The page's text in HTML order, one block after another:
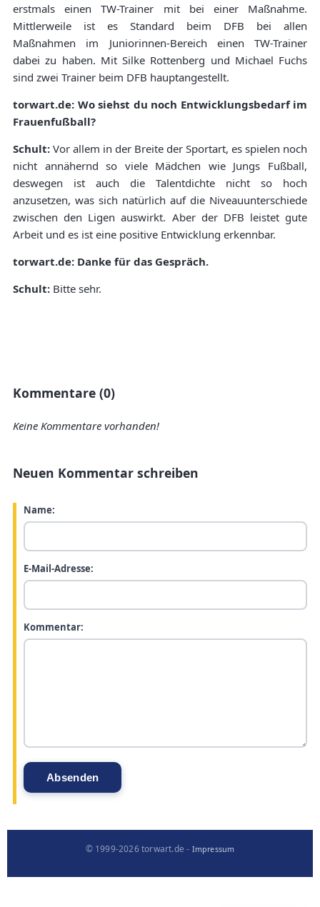
erstmals einen TW-Trainer mit bei einer Maßnahme.
Mittlerweile ist es Standard beim DFB bei allen
Maßnahmen im Juniorinnen-Bereich einen TW-Trainer
dabei zu haben. Mit Silke Rottenberg und Michael Fuchs
sind zwei Trainer beim DFB hauptangestellt.
torwart.de: Wo siehst du noch Entwicklungsbedarf im
Frauenfußball?
Schult: Vor allem in der Breite der Sportart, es spielen noch
nicht annähernd so viele Mädchen wie Jungs Fußball,
deswegen ist auch die Talentdichte nicht so hoch
anzusetzen, was sich natürlich auf die Niveauunterschiede
zwischen den Ligen auswirkt. Aber der DFB leistet gute
Arbeit und es ist eine positive Entwicklung erkennbar.
torwart.de: Danke für das Gespräch.
Schult: Bitte sehr.
Kommentare (0)
Keine Kommentare vorhanden!
Neuen Kommentar schreiben
Name:
E-Mail-Adresse:
Kommentar:
© 1999-2026 torwart.de - Impressum